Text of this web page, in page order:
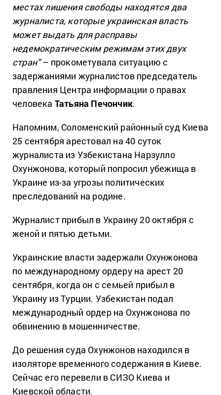
местах лишения свободы находятся два
журналиста, которые украинская власть
может выдать для расправы
недемократическим режимам этих двух
стран”– прокометувала ситуацию с
задержаниями журналистов председатель
правления Центра информации о правах
человека Татьяна Печончик.
Напомним, Соломенский районный суд Киева
25 сентября арестовал на 40 суток
журналиста из Узбекистана Нарзулло
Охунжонова, который попросил убежища в
Украине из-за угрозы политических
преследований на родине.
Журналист прибыл в Украину 20 октября с
женой и пятью детьми.
Украинские власти задержали Охунжонова
по международному ордеру на арест 20
сентября, когда он с семьей прибыл в
Украину из Турции. Узбекистан подал
международный ордер на Охунжонова по
обвинению в мошенничестве.
До решения суда Охунжонов находился в
изоляторе временного содержания в Киеве.
Сейчас его перевели в СИЗО Киева и
Киевской области.